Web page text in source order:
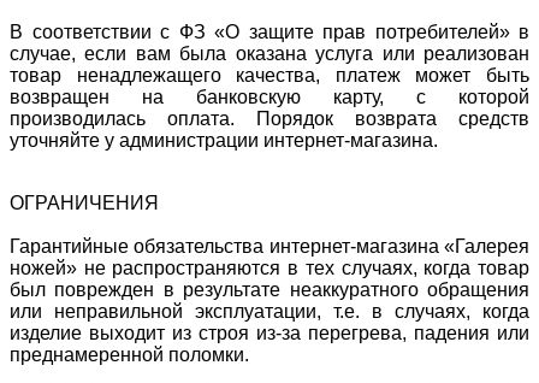
В соответствии с ФЗ «О защите прав потребителей» в
случае, если вам была оказана услуга или реализован
товар ненадлежащего качества, платеж может быть
возвращен на банковскую карту, с которой
производилась оплата. Порядок возврата средств
уточняйте у администрации интернет-магазина.
ОГРАНИЧЕНИЯ
Гарантийные обязательства интернет-магазина «Галерея
ножей» не распространяются в тех случаях, когда товар
был поврежден в результате неаккуратного обращения
или неправильной эксплуатации, т.е. в случаях, когда
изделие выходит из строя из-за перегрева, падения или
преднамеренной поломки.